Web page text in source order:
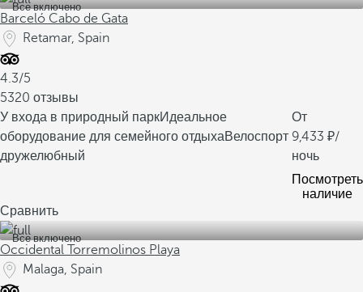
Все включено
Barceló Cabo de Gata
Retamar, Spain
4.3/5
5320 отзывы
У входа в природный паркИдеальное
оборудование для семейного отдыхаВелоспорт
дружелюбный
От
9,433
/
ночь
Посмотреть
наличие
Сравнить
Все включено
Occidental Torremolinos Playa
Malaga, Spain